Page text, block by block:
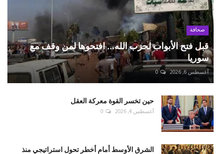
صحافة
قبل فتح الأبواب لحزب الله... افتحوها لمن وقف مع
سوريا
أغسطس 6, 2026 0
حين تخسر القوة معركة العقل
أغسطس 4, 2026 0
الشرق الأوسط أمام أخطر تحول استراتيجي منذ